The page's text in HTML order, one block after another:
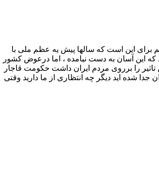
برای این است که سالها پیش یه عظم ملی با
این آسان به دست نیامده ، اما درعوض کشور
تاثیر را برروی مردم ایران داشت حکومت قاجار
شده اید دیگر چه انتظاری از ما دارید وقتی